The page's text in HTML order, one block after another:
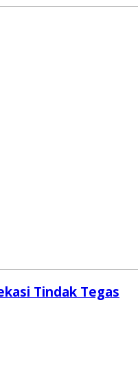
Tindak Tegas